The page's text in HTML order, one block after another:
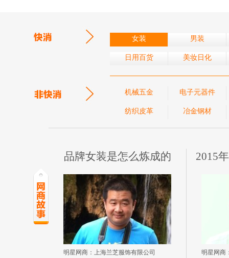
女装 男装
日用百货 美妆日化
机械五金 电子元器件
纺织皮革 冶金钢材
品牌女装是怎么炼成的
明星网商：上海兰芝服饰有限公司
2015
明星网商